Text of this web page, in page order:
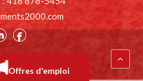
Offres d'emploi